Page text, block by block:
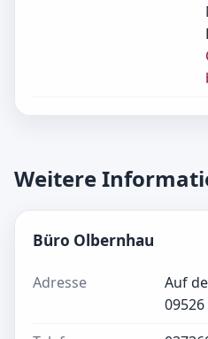
Weitere
Büro Olbernhau
Adresse
Auf